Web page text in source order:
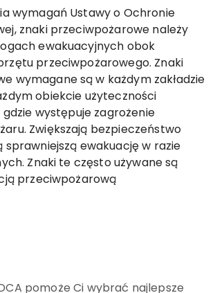
wymagań Ustawy o Ochronie
znaki przeciwpożarowe należy
ewakuacyjnych obok
przeciwpożarowego. Znaki
wymagane są w każdym zakładzie
obiekcie użyteczności
występuje zagrożenie
Zwiększają bezpieczeństwo
sprawniejszą ewakuację w razie
Znaki te często używane są
przeciwpożarową
pomoże Ci wybrać najlepsze